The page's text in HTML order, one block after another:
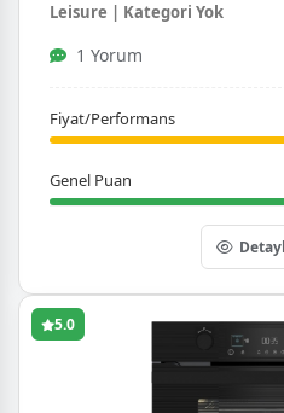
Leisure | Kategori Yok
1 Yorum
Fiyat/Performans
Genel Puan
5.0